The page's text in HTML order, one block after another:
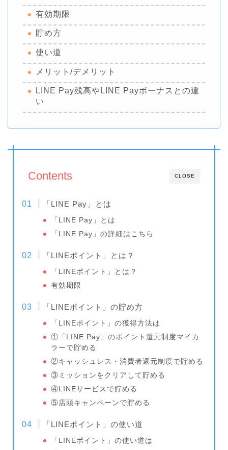
有効期限
貯め方
使い道
メリット/デメリット
LINE Pay残高やLINE Payボーナスとの違
い
CLOSE
Contents
「LINE Pay」とは
「LINE Pay」とは
「LINE Pay」の詳細はこちら
「LINEポイント」とは？
「LINEポイント」とは？
有効期限
「LINEポイント」の貯め方
「LINEポイント」の獲得方法は
①「LINE Pay」のポイント還元制度マイカ
ラーで貯める
②キャッシュレス・消費者還元制度で貯める
③ミッションをクリアして貯める
④LINEサービスで貯める
⑤店頭キャンペーンで貯める
「LINEポイント」の使い道
「LINEポイント」の使い道は